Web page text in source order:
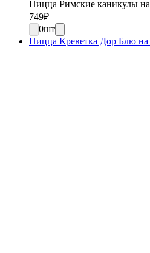
Пицца Римские каникулы на
749₽
0шт
Пицца Креветка Дор Блю на